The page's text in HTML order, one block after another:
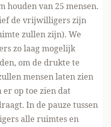
houden van 25 mensen.
de vrijwilligers zijn
zullen zijn). We
zo laag mogelijk
om de drukte te
mensen laten zien
op toe zien dat
In de pauze tussen
alle ruimtes en